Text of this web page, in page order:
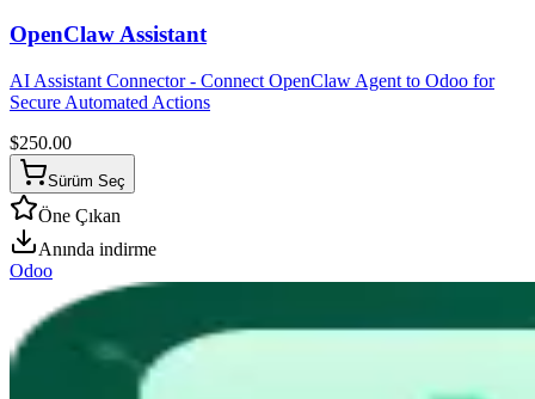
OpenClaw Assistant
AI Assistant Connector - Connect OpenClaw Agent to Odoo for
Secure Automated Actions
$250.00
Sürüm Seç
Öne Çıkan
Anında indirme
Odoo